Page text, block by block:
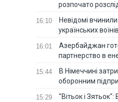
розпочато
16:10
Невідомі
українських
16:01
Азербайджан
партнерство в
15:44
В Німеччині
оборонним
15:29
"Вітьок і